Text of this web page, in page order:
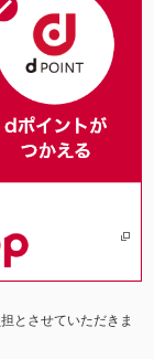
とさせていただきま